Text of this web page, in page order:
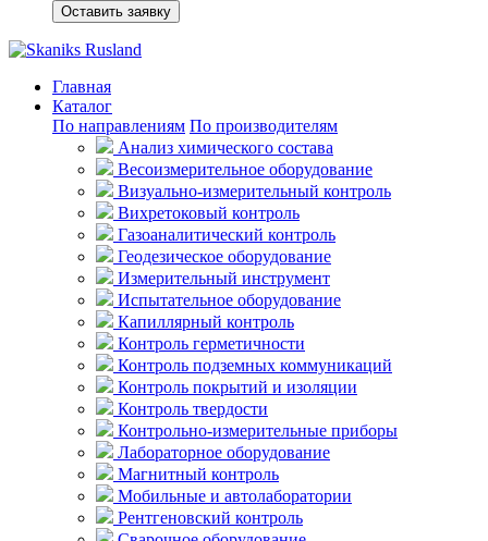
Оставить заявку
Главная
Каталог
По направлениям По производителям
Анализ химического состава
Весоизмерительное оборудование
Визуально-измерительный контроль
Вихретоковый контроль
Газоаналитический контроль
Геодезическое оборудование
Измерительный инструмент
Испытательное оборудование
Капиллярный контроль
Контроль герметичности
Контроль подземных коммуникаций
Контроль покрытий и изоляции
Контроль твердости
Контрольно-измерительные приборы
Лабораторное оборудование
Магнитный контроль
Мобильные и автолаборатории
Рентгеновский контроль